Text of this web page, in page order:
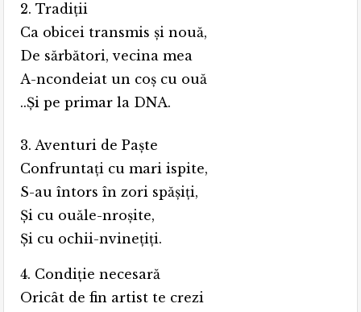
2. Tradiții
Ca obicei transmis şi nouă,
De sărbători, vecina mea
A-ncondeiat un coş cu ouă
..Și pe primar la DNA.
3. Aventuri de Paşte
Confruntaţi cu mari ispite,
S-au întors în zori spăşiţi,
Şi cu ouăle-nroşite,
Şi cu ochii-nvineţiţi.
4. Condiție necesară
Oricât de fin artist te crezi